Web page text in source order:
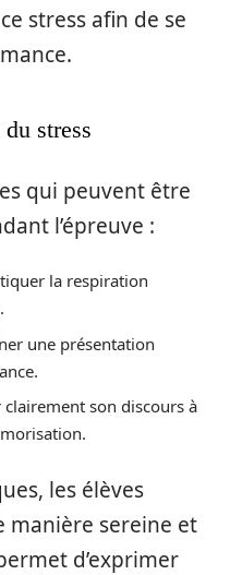
stress afin de se
stress
qui peuvent être
l’épreuve :
la respiration
une présentation
clairement son discours à
les élèves
manière sereine et
d’exprimer